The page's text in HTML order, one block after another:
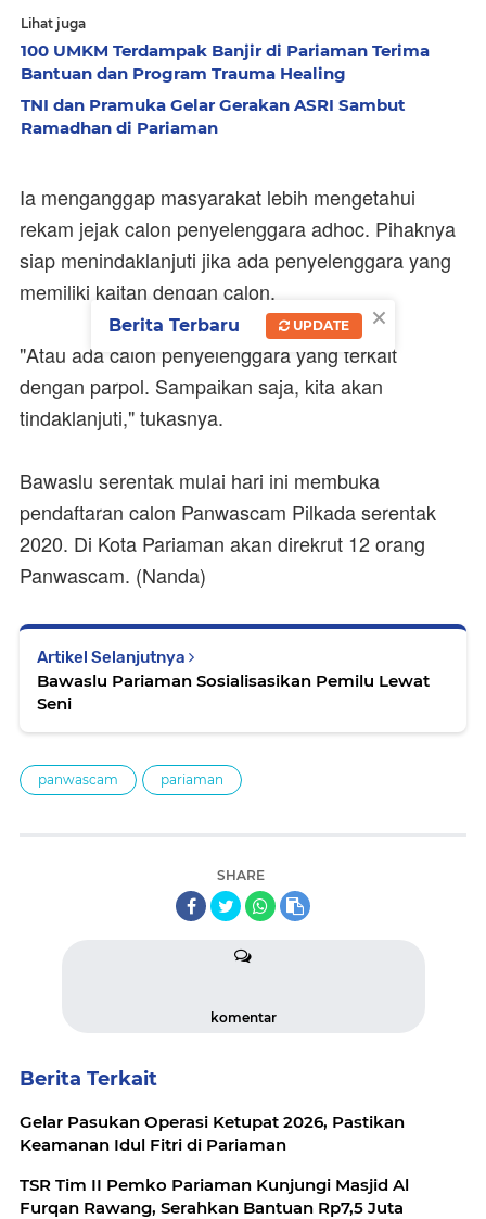
Lihat juga
100 UMKM Terdampak Banjir di Pariaman Terima
Bantuan dan Program Trauma Healing
TNI dan Pramuka Gelar Gerakan ASRI Sambut
Ramadhan di Pariaman
Ia menganggap masyarakat lebih mengetahui
rekam jejak calon penyelenggara adhoc. Pihaknya
siap menindaklanjuti jika ada penyelenggara yang
memiliki kaitan dengan calon.
"Atau ada calon penyelenggara yang terkait
dengan parpol. Sampaikan saja, kita akan
tindaklanjuti," tukasnya.
Bawaslu serentak mulai hari ini membuka
pendaftaran calon Panwascam Pilkada serentak
2020. Di Kota Pariaman akan direkrut 12 orang
Panwascam. (Nanda)
Artikel Selanjutnya
Bawaslu Pariaman Sosialisasikan Pemilu Lewat
Seni
panwascam pariaman
SHARE
komentar
Berita Terkait
Gelar Pasukan Operasi Ketupat 2026, Pastikan
Keamanan Idul Fitri di Pariaman
TSR Tim II Pemko Pariaman Kunjungi Masjid Al
Furqan Rawang, Serahkan Bantuan Rp7,5 Juta
×
Berita Terbaru UPDATE